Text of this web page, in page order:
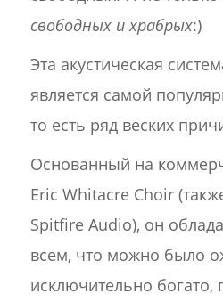
свободных и храбрых:)
Эта акустическая
является самой
то есть ряд веских
Основанный на
Eric Whitacre Choir
Spitfire Audio), он
всем, что можно было
исключительно богато,